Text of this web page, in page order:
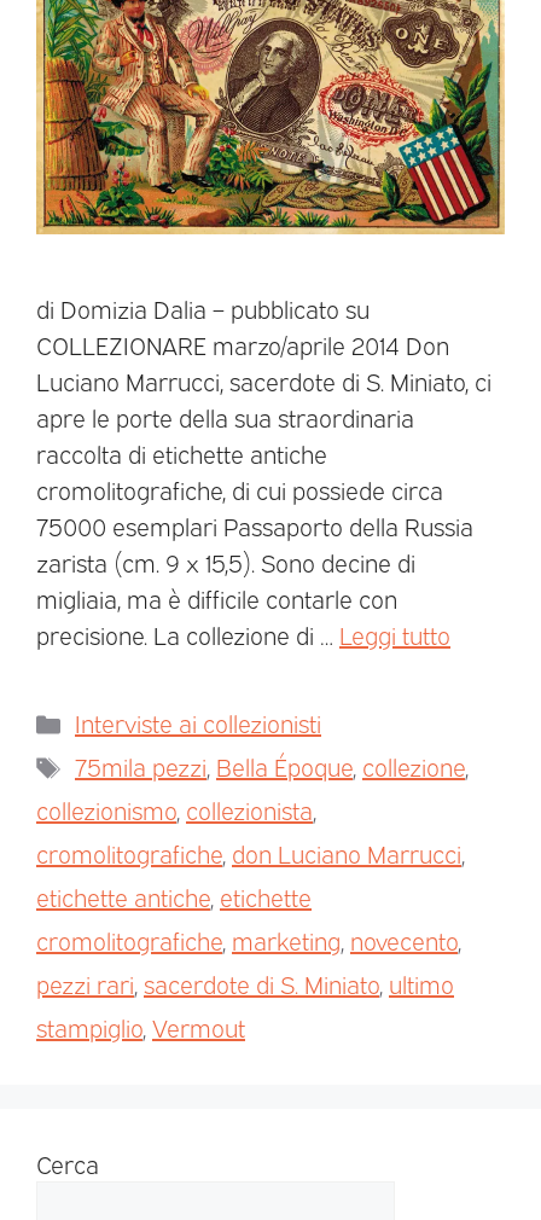
di Domizia Dalia – pubblicato su
COLLEZIONARE marzo/aprile 2014 Don
Luciano Marrucci, sacerdote di S. Miniato, ci
apre le porte della sua straordinaria
raccolta di etichette antiche
cromolitografiche, di cui possiede circa
75000 esemplari Passaporto della Russia
zarista (cm. 9 x 15,5). Sono decine di
migliaia, ma è difficile contarle con
precisione. La collezione di … Leggi tutto
Interviste ai collezionisti
75mila pezzi, Bella Époque, collezione,
collezionismo, collezionista,
cromolitografiche, don Luciano Marrucci,
etichette antiche, etichette
cromolitografiche, marketing, novecento,
pezzi rari,sacerdote di S. Miniato, ultimo
stampiglio,Vermout
Cerca